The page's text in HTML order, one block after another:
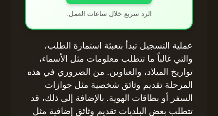
الرد سريع خلال ساعات العمل.
عملية التسجيل تبدأ بتعبئة استمارة الطلب،
والتي غالباً ما تتطلب معلومات مثل الأسماء،
تواريخ الميلاد، والعناوين. من الضروري في هذه
المرحلة تقديم وثائق شخصية مثل جوازات
السفر أو بطاقات الهوية. بالإضافة إلى ذلك، قد
تتطلب بعض البلديات تقديم وثائق إضافية مثل